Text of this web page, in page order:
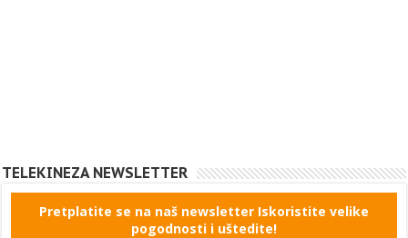
TELEKINEZA NEWSLETTER
Pretplatite se na naš newsletter Iskoristite velike
pogodnosti i uštedite!